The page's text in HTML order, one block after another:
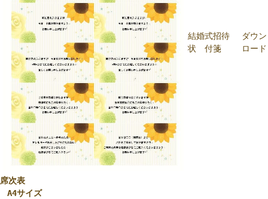
結婚式招待
状 付箋
ダウン
ロード
席次表
A4サイズ